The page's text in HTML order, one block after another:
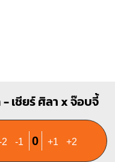
เชียร์ ศิลา x จ๊อบจี้
2 -1 0 +1 +2